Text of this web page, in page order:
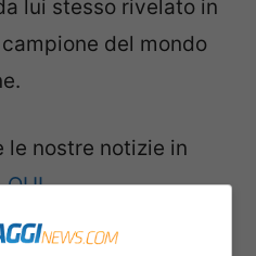
lui stesso rivelato in
del mondo
le nostre notizie in
QUI